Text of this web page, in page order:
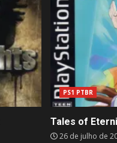
PS1 PTBR
Tales of
26 de julho de